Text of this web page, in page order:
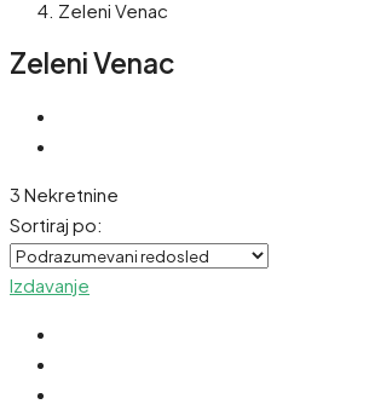
Zeleni Venac
Zeleni Venac
3 Nekretnine
Sortiraj po:
Izdavanje